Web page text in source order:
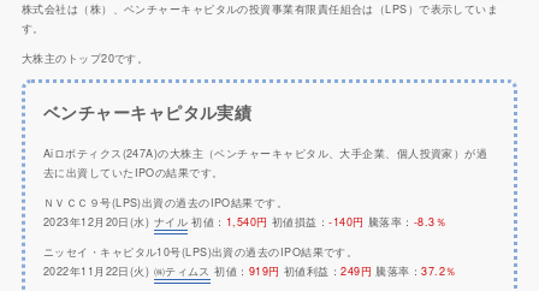
株式会社は（株）、ベンチャーキャピタルの投資事業有限責任組合は（LPS）で表示していま
す。
大株主のトップ20です。
ベンチャーキャピタル実績
Aiロボティクス(247A)の大株主（ベンチャーキャピタル、大手企業、個人投資家）が過
去に出資していたIPOの結果です。
ＮＶＣＣ９号(LPS)出資の過去のIPO結果です。
2023年12月20日(水) ナイル 初値： 1,540円 初値損益：-140円 騰落率： -8.3％
ニッセイ・キャピタル10号(LPS)出資の過去のIPO結果です。
2022年11月22日(火) ㈱ティムス 初値： 919円 初値利益：249円 騰落率：37.2％